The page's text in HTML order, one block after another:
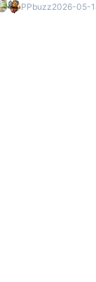
PPbuzz2026-05-